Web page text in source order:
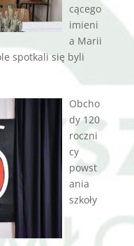
cącego
imieni
a Marii
spotkali się byli
Obcho
dy 120
roczni
cy
powst
ania
szkoły